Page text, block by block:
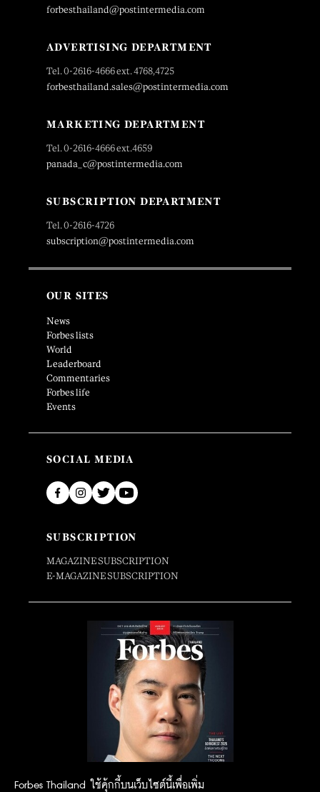
Forbes Thailand ใช้คุ้กกี้บนเว็บไซต์นี้เพื่อเพิ่ม
forbesthailand@postintermedia.com
ADVERTISING DEPARTMENT
Tel. 0-2616-4666 ext. 4768,4725
forbesthailand.sales@postintermedia.com
MARKETING DEPARTMENT
Tel. 0-2616-4666 ext.4659
panada_c@postintermedia.com
SUBSCRIPTION DEPARTMENT
Tel. 0-2616-4726
subscription@postintermedia.com
OUR SITES
News
Forbes lists
World
Leaderboard
Commentaries
Forbes life
Events
SOCIAL MEDIA
SUBSCRIPTION
MAGAZINE SUBSCRIPTION
E-MAGAZINE SUBSCRIPTION